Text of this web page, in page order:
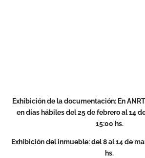
Exhibición de la documentación: En
en días hábiles del 25 de febrero al 14
15:00 hs.
Exhibición del inmueble: del 8 al 14 de
hs.